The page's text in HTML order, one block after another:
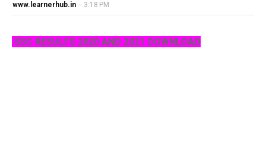
www.learnerhub.in - 3:18 PM
SSC RESULTS 2020 AND 2021 DOWNLOAD